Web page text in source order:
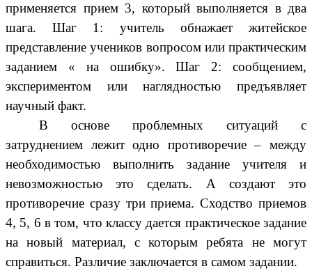
применяется прием 3, который выполняется в два
шага. Шаг 1: учитель обнажает житейское
представление учеников вопросом или практическим
заданием « на ошибку». Шаг 2: сообщением,
экспериментом или наглядностью предъявляет
научный факт.
В основе проблемных ситуаций с
затруднением лежит одно противоречие – между
необходимостью выполнить задание учителя и
невозможностью это сделать. А создают это
противоречие сразу три приема. Сходство приемов
4, 5, 6 в том, что классу дается практическое задание
на новый материал, с которым ребята не могут
справиться. Различие заключается в самом задании.